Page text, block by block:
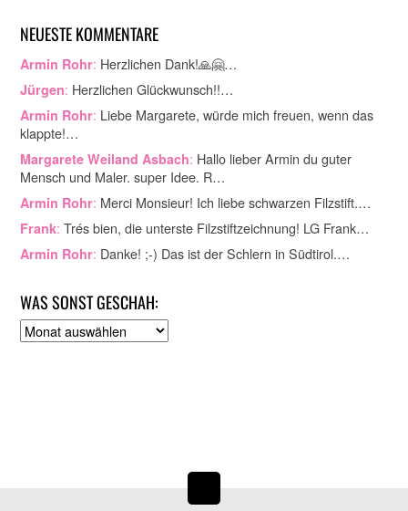
NEUESTE KOMMENTARE
Armin Rohr: Herzlichen Dank!🙏🤗…
Jürgen: Herzlichen Glückwunsch!!…
Armin Rohr: Liebe Margarete, würde mich freuen, wenn das
klappte!…
Margarete Weiland Asbach: Hallo lieber Armin du guter
Mensch und Maler. super Idee. R…
Armin Rohr: Merci Monsieur! Ich liebe schwarzen Filzstift.…
Frank: Trés bien, die unterste Filzstiftzeichnung! LG Frank…
Armin Rohr: Danke! ;-) Das ist der Schlern in Südtirol.…
WAS SONST GESCHAH:
A